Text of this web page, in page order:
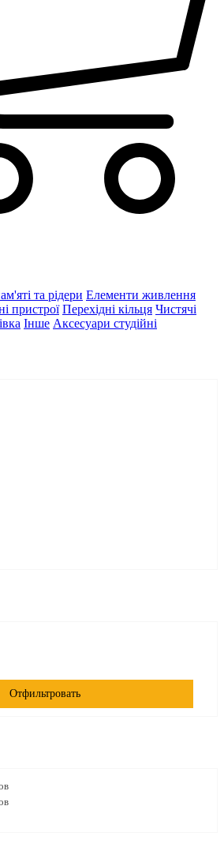
та рідери Елементи живлення
пристрої Перехідні кільця Чистячі
Інше Аксесуари студійні
Отфильтровать